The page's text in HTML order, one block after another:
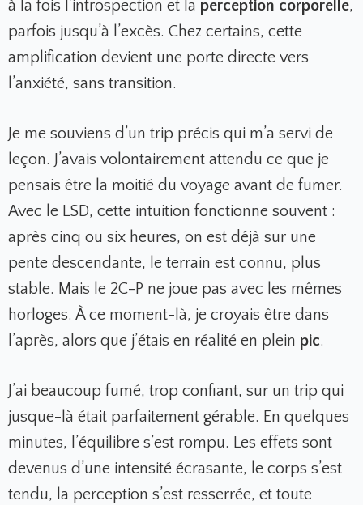
à la fois l’introspection et la perception corporelle,
parfois jusqu’à l’excès. Chez certains, cette
amplification devient une porte directe vers
l’anxiété, sans transition.
Je me souviens d’un trip précis qui m’a servi de
leçon. J’avais volontairement attendu ce que je
pensais être la moitié du voyage avant de fumer.
Avec le LSD, cette intuition fonctionne souvent :
après cinq ou six heures, on est déjà sur une
pente descendante, le terrain est connu, plus
stable. Mais le 2C-P ne joue pas avec les mêmes
horloges. À ce moment-là, je croyais être dans
l’après, alors que j’étais en réalité en plein pic.
J’ai beaucoup fumé, trop confiant, sur un trip qui
jusque-là était parfaitement gérable. En quelques
minutes, l’équilibre s’est rompu. Les effets sont
devenus d’une intensité écrasante, le corps s’est
tendu, la perception s’est resserrée, et toute